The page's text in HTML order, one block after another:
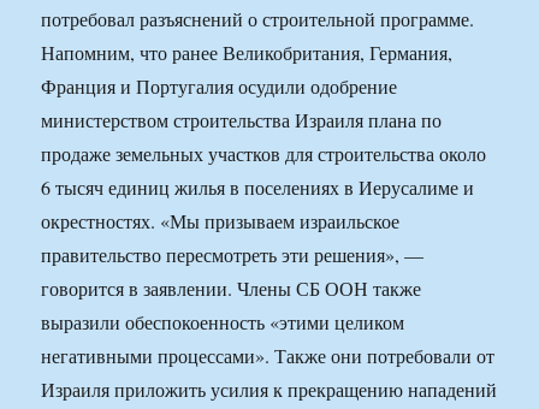
потребовал разъяснений о строительной программе.
Напомним, что ранее Великобритания, Германия,
Франция и Португалия осудили одобрение
министерством строительства Израиля плана по
продаже земельных участков для строительства около
6 тысяч единиц жилья в поселениях в Иерусалиме и
окрестностях. «Мы призываем израильское
правительство пересмотреть эти решения», —
говорится в заявлении. Члены СБ ООН также
выразили обеспокоенность «этими целиком
негативными процессами». Также они потребовали от
Израиля приложить усилия к прекращению нападений